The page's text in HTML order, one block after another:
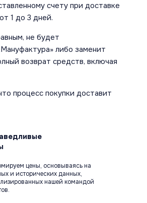
счету при доставке
1 до 3 дней.
не будет
либо заменит
возврат средств, включая
процесс покупки доставит
цены, основываясь на
и исторических данных,
нашей командой